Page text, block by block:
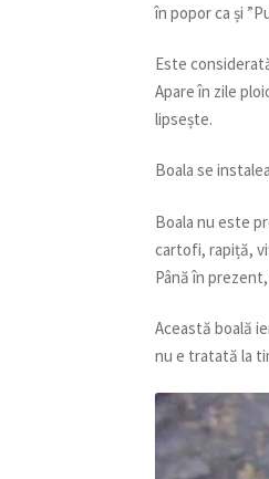
în popor ca și
Este
Apare în zile
lipsește.
Boala se
Boala nu este
cartofi, rapiță,
Până în
Această boală
nu e tratată la